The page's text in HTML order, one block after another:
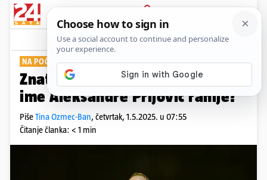
PRIJAVA
Show Komentari
NA POČETKU KARIJERE
Znate li koje je bilo umjetničko
ime Aleksandre Prijović ranije?
PišeTina Ozmec-Ban, četvrtak, 1.5.2025. u 07:55
Čitanje članka: < 1 min